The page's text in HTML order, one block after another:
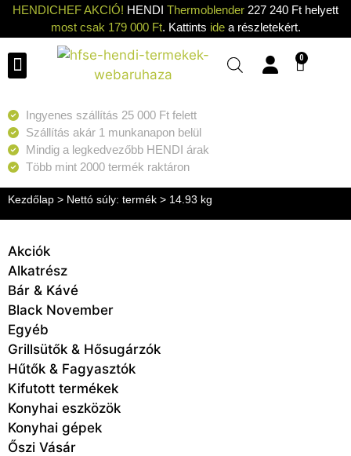
HENDICHEF AKCIÓ! HENDI Thermoblender 227 240 Ft helyett
most csak 179 000 Ft. Kattints idea részletekért.
0
Ingyenes szállítás 25 000 Ft felett
Szállítás akár 1 munkanapon belül
Mindig a legkedvezőbb HENDI árak
Több mint 2000 termék raktáron
Kezdőlap > Nettó súly: termék > 14.93 kg
Akciók
Alkatrész
Bár & Kávé
Black November
Egyéb
Grillsütők & Hősugárzók
Hűtők & Fagyasztók
Kifutott termékek
Konyhai eszközök
Konyhai gépek
Őszi Vásár